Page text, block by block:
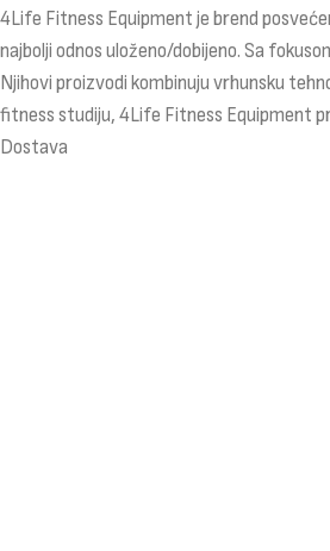
4Life Fitness Equipment je brend
najbolji odnos uloženo/dobijeno. Sa
Njihovi proizvodi kombinuju vrhunsku
fitness studiju, 4Life Fitness Equipment
Dostava